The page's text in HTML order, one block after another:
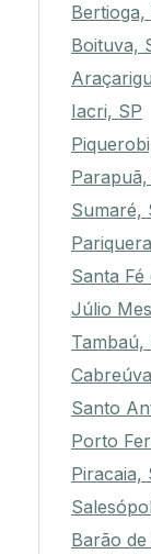
Bertioga,
Boituva,
Iacri, SP
Parapuã,
Sumaré,
Santa
Júlio
Tambaú,
Santo
Porto
Piracaia,
Barão